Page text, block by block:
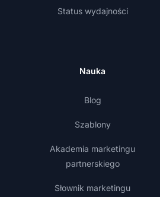
Status wydajności
Nauka
Blog
Szablony
Akademia marketingu
partnerskiego
Słownik marketingu